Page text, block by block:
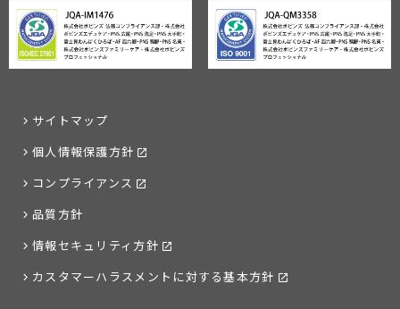
サイトマップ
個人情報保護方針
コンプライアンス
品質方針
情報セキュリティ方針
カスタマーハラスメントに対する基本方針